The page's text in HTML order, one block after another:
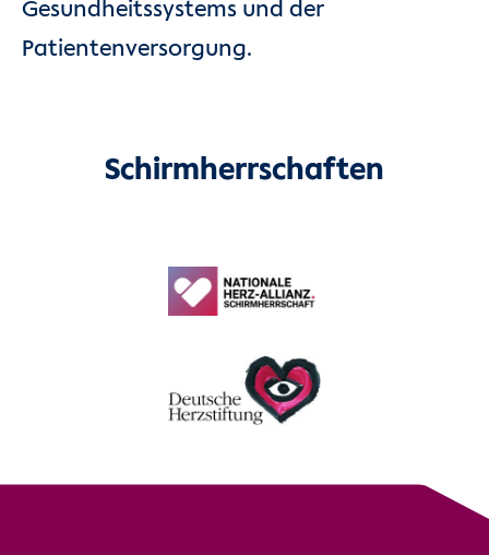
Gesundheitssystems und der
Patientenversorgung.
Schirmherrschaften